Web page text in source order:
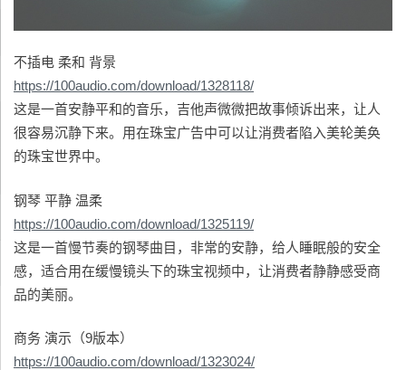
不插电 柔和 背景
https://100audio.com/download/1328118/
这是一首安静平和的音乐，吉他声微微把故事倾诉出来，让人
很容易沉静下来。用在珠宝广告中可以让消费者陷入美轮美奂
的珠宝世界中。
钢琴 平静 温柔
https://100audio.com/download/1325119/
这是一首慢节奏的钢琴曲目，非常的安静，给人睡眠般的安全
感，适合用在缓慢镜头下的珠宝视频中，让消费者静静感受商
品的美丽。
商务 演示（9版本）
https://100audio.com/download/1323024/